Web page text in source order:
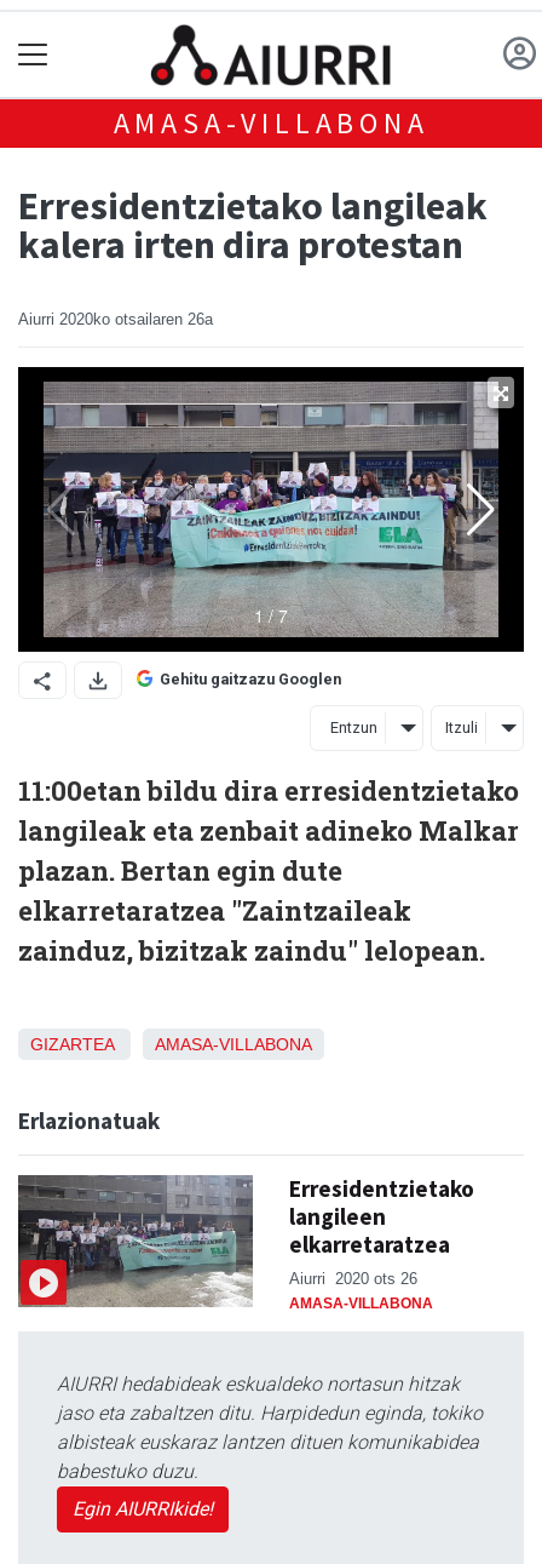
AMASA-VILLABONA
Erresidentzietako langileak
kalera irten dira protestan
Aiurri 2020ko otsailaren 26a
Gehitu gaitzazu Googlen
Entzun Itzuli
11:00etan bildu dira erresidentzietako
langileak eta zenbait adineko Malkar
plazan. Bertan egin dute
elkarretaratzea "Zaintzaileak
zainduz, bizitzak zaindu" lelopean.
GIZARTEA AMASA-VILLABONA
Erlazionatuak
Erresidentzietako
langileen
elkarretaratzea
Aiurri 2020 ots 26
AMASA-VILLABONA
AIURRI hedabideak eskualdeko nortasun hitzak
jaso eta zabaltzen ditu. Harpidedun eginda, tokiko
albisteak euskaraz lantzen dituen komunikabidea
babestuko duzu.
Egin AIURRIkide!